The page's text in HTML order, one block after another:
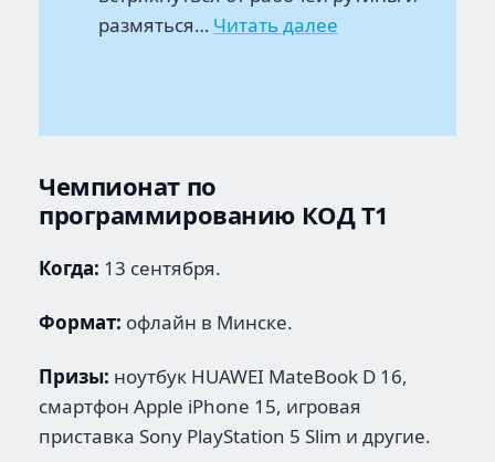
размяться… Читать далее
июля
14
августа
Чемпионат по
программированию КОД Т1
Когда: 13 сентября.
Формат: офлайн в Минске.
Призы: ноутбук HUAWEI MateBook D 16,
смартфон Apple iPhone 15, игровая
приставка Sony PlayStation 5 Slim и другие.